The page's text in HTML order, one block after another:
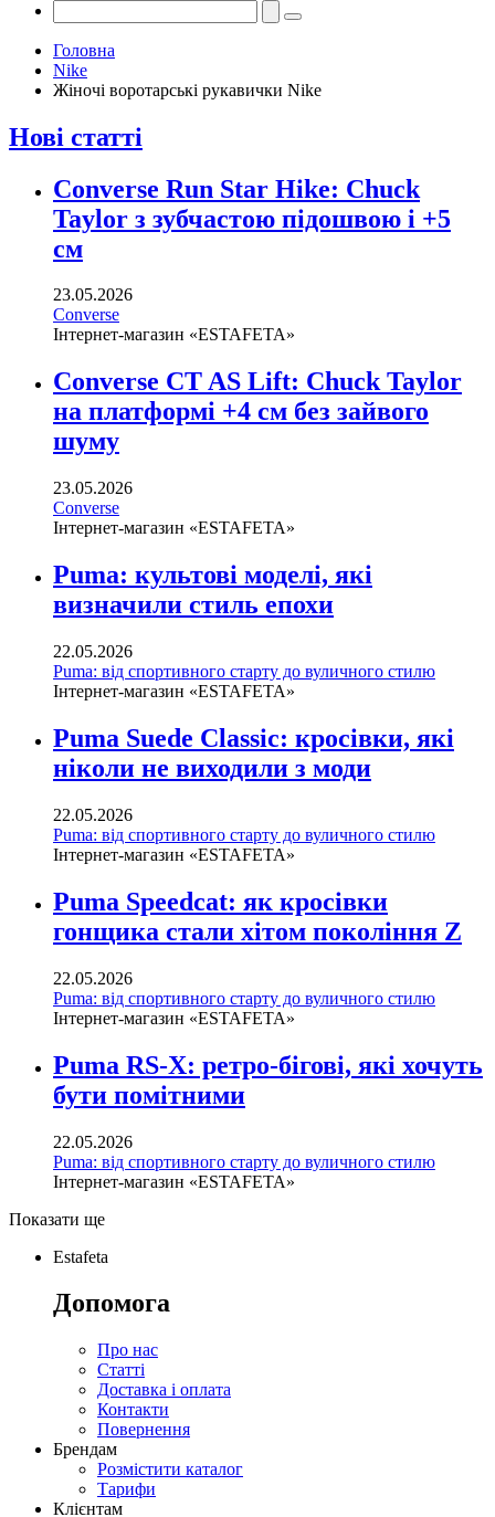
Головна
Nike
Жіночі воротарські рукавички Nike
Нові статті
Converse Run Star Hike: Chuck
Taylor з зубчастою підошвою і +5
см
23.05.2026
Converse
Інтернет-магазин «ESTAFETA»
Converse CT AS Lift: Chuck Taylor
на платформі +4 см без зайвого
шуму
23.05.2026
Converse
Інтернет-магазин «ESTAFETA»
Puma: культові моделі, які
визначили стиль епохи
22.05.2026
Puma: від спортивного старту до вуличного стилю
Інтернет-магазин «ESTAFETA»
Puma Suede Classic: кросівки, які
ніколи не виходили з моди
22.05.2026
Puma: від спортивного старту до вуличного стилю
Інтернет-магазин «ESTAFETA»
Puma Speedcat: як кросівки
гонщика стали хітом покоління Z
22.05.2026
Puma: від спортивного старту до вуличного стилю
Інтернет-магазин «ESTAFETA»
Puma RS-X: ретро-бігові, які хочуть
бути помітними
22.05.2026
Puma: від спортивного старту до вуличного стилю
Інтернет-магазин «ESTAFETA»
Показати ще
Estafeta
Допомога
Про нас
Статті
Доставка і оплата
Контакти
Повернення
Брендам
Розмістити каталог
Тарифи
Клієнтам